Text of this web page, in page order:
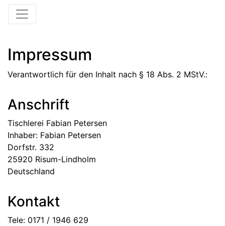
Impressum
Verantwortlich für den Inhalt nach § 18 Abs. 2 MStV.:
Anschrift
Tischlerei Fabian Petersen
Inhaber: Fabian Petersen
Dorfstr. 332
25920 Risum-Lindholm
Deutschland
Kontakt
Tele: 0171 / 1946 629